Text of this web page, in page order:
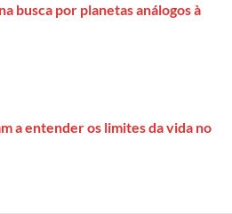
busca por planetas análogos à
a entender os limites da vida no